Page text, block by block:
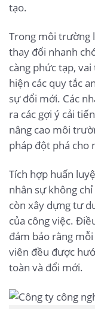
tạo.
Trong môi trường
thay đổi nhanh
càng phức tạp,
hiện các quy tắc
sự đổi mới. Các
ra các gợi ý cải
nâng cao môi
pháp đột phá cho
Tích hợp huấn
nhân sự không
còn xây dựng tư
của công việc.
đảm bảo rằng
viên đều được
toàn và đổi mới.